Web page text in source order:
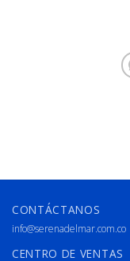
CONTÁCTANOS
info@serenadelmar.com.co
CENTRO DE VENTAS